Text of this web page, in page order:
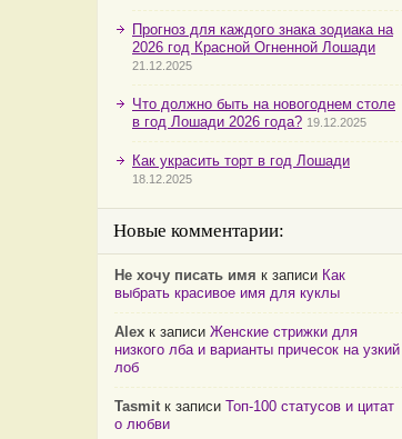
Прогноз для каждого знака зодиака на
2026 год Красной Огненной Лошади
21.12.2025
Что должно быть на новогоднем столе
в год Лошади 2026 года? 19.12.2025
Как украсить торт в год Лошади
18.12.2025
Новые комментарии:
Не хочу писать имя к записи Как
выбрать красивое имя для куклы
Alex к записи Женские стрижки для
низкого лба и варианты причесок на узкий
лоб
Tasmit к записи Топ-100 статусов и цитат
о любви